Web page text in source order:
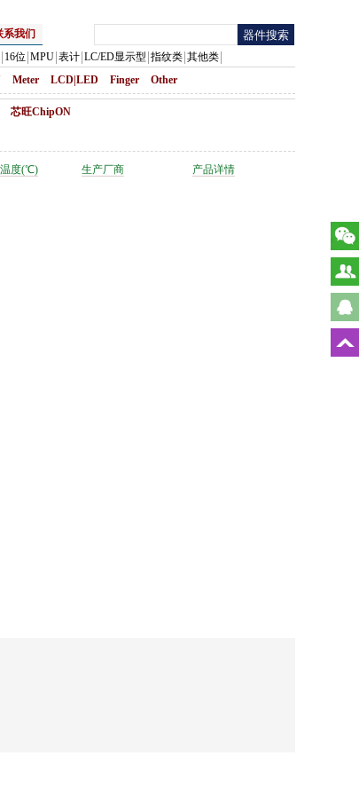
系我们
16位 MPU 表计 LC/ED显示型 指纹类 其他类
Meter LCD|LED Finger Other
芯旺ChipON
度(℃) 生产厂商 产品详情